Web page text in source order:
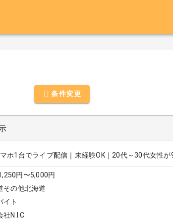
条件変更
ホ1台でライブ配信｜未経験OK｜20代～30代女性が
円〜5,000円
その他北海道
イト
社N.I.C